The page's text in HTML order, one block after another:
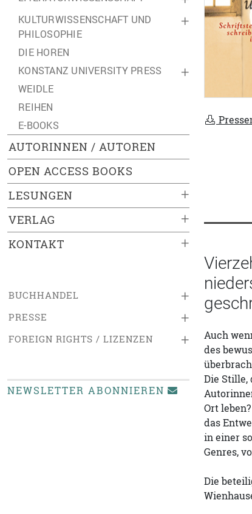
+
KULTURWISSENSCHAFT UND
PHILOSOPHIE
DIE HOREN
+
KONSTANZ UNIVERSITY PRESS
WEIDLE
REIHEN
E-BOOKS
AUTORINNEN / AUTOREN
OPEN ACCESS BOOKS
+
LESUNGEN
+
VERLAG
+
KONTAKT
+
BUCHHANDEL
+
PRESSE
+
FOREIGN RIGHTS / LIZENZEN
NEWSLETTER ABONNIEREN
Auch
des
Die Stille,
Ort
das
in einer
Genres,
Die